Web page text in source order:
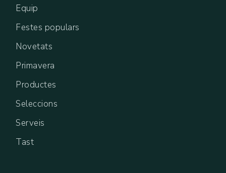
Equip
Festes populars
Novetats
Primavera
Productes
Seleccions
Serveis
Tast